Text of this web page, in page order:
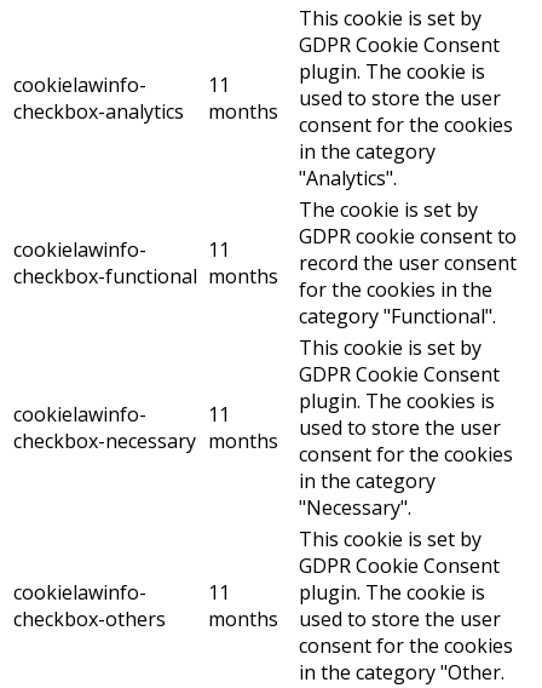
cookielawinfo-
checkbox-analytics
11
months
This cookie is set by
GDPR Cookie Consent
plugin. The cookie is
used to store the user
consent for the cookies
in the category
"Analytics".
cookielawinfo-
checkbox-functional
11
months
The cookie is set by
GDPR cookie consent to
record the user consent
for the cookies in the
category "Functional".
cookielawinfo-
checkbox-necessary
11
months
This cookie is set by
GDPR Cookie Consent
plugin. The cookies is
used to store the user
consent for the cookies
in the category
"Necessary".
cookielawinfo-
checkbox-others
11
months
This cookie is set by
GDPR Cookie Consent
plugin. The cookie is
used to store the user
consent for the cookies
in the category "Other.